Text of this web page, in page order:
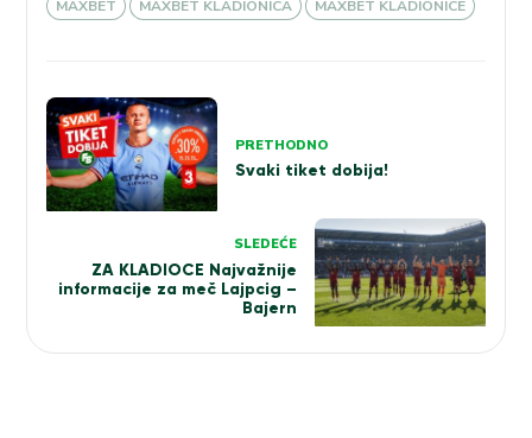
MAXBET
MAXBET KLADIONICA MAXBET KLADIONICE
Kretanje
članka
PRETHODNO
Svaki tiket dobija!
SLEDEĆE
ZA KLADIOCE Najvažnije
informacije za meč Lajpcig –
Bajern